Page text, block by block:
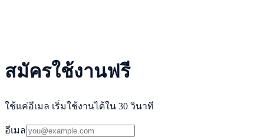
สมัครใช้งานฟรี
ใช้แค่อีเมล เริ่มใช้งานได้ใน 30 วินาที
อีเมล